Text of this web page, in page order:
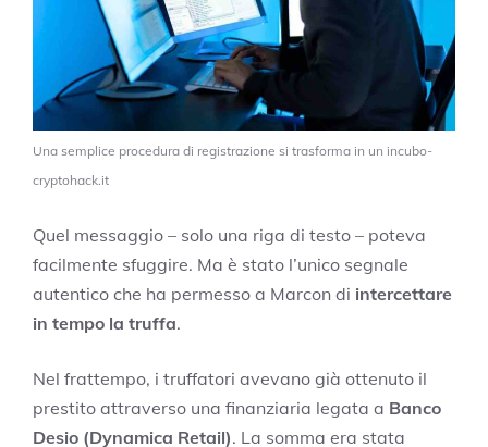
Una semplice procedura di registrazione si trasforma in un incubo-
cryptohack.it
Quel messaggio – solo una riga di testo – poteva
facilmente sfuggire. Ma è stato l’unico segnale
autentico che ha permesso a Marcon di intercettare
in tempo la truffa.
Nel frattempo, i truffatori avevano già ottenuto il
prestito attraverso una finanziaria legata a Banco
Desio (Dynamica Retail). La somma era stata